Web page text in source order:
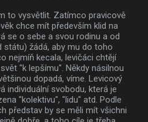
to vysvětlit. Zatímco pravicově
chce mít především klid na
se o sebe a svou rodinu a od
státu) žádá, aby mu do toho
nejmíň kecala, levičáci chtějí
"k lepšímu". Někdy násilnou
dopadá, víme. Levicový
individuální svobodu, která je
"kolektivu", "lidu" atd. Podle
představ by se měli mít všichni